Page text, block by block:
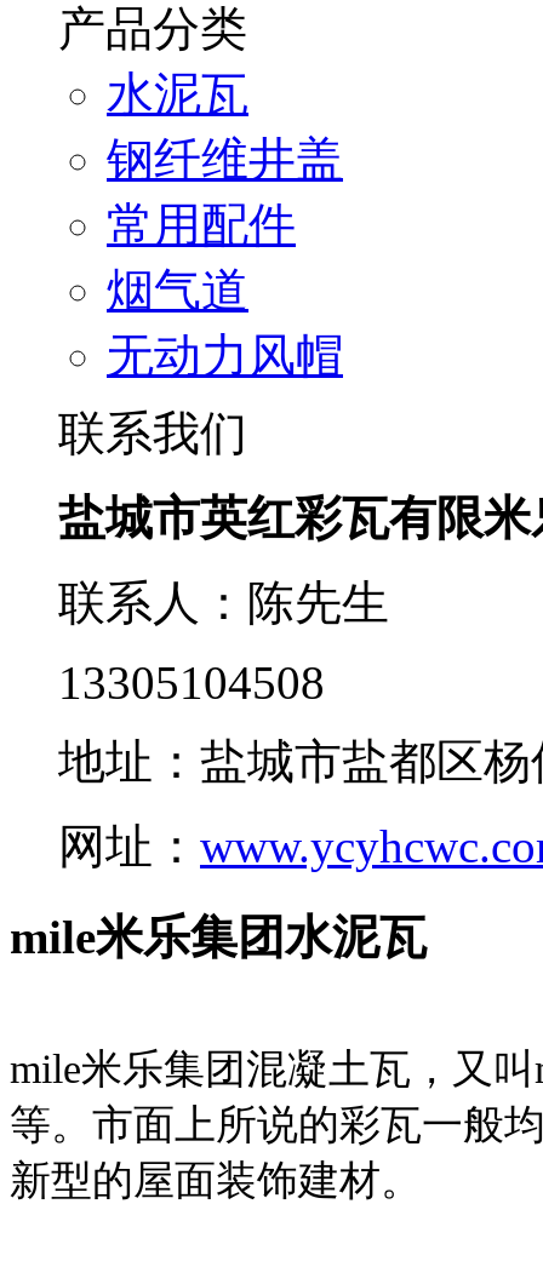
产品分类
水泥瓦
钢纤维井盖
常用配件
烟气道
无动力风帽
联系我们
盐城市英红彩瓦有限
联系人：陈先生
13305104508
地址：盐城市盐都区
网址：
mile米乐集团水泥瓦
mile米乐集团混凝土瓦，又
等。市面上所说的彩瓦一般
新型的屋面装饰建材。